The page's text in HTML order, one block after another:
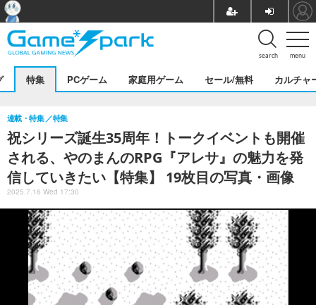
menu
search
特集 PCゲーム 家庭用ゲーム セール/無料 カルチャ
祝シリーズ誕生35周年！トークイベントも開催
される、やのまんのRPG『アレサ』の魅力を発
信していきたい【特集】 19枚目の写真・画像
連載・特集 特集
2025.7.16 Wed 17:30